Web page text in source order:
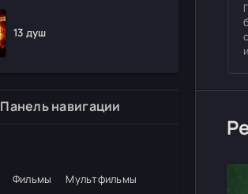
13 душ
Панель навигации
Фильмы
Мультфильмы